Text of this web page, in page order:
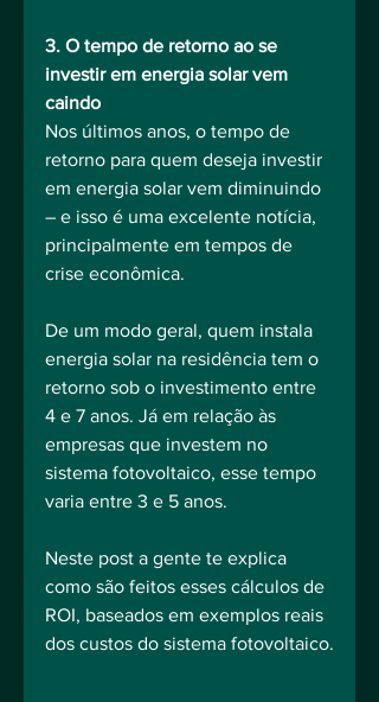
3. O tempo de retorno ao se
investir em energia solar vem
caindo
Nos últimos anos, o tempo de
retorno para quem deseja investir
em energia solar vem diminuindo
– e isso é uma excelente notícia,
principalmente em tempos de
crise econômica.
De um modo geral, quem instala
energia solar na residência tem o
retorno sob o investimento entre
4 e 7 anos. Já em relação às
empresas que investem no
sistema fotovoltaico, esse tempo
varia entre 3 e 5 anos.
Neste post a gente te explica
como são feitos esses cálculos de
ROI, baseados em exemplos reais
dos custos do sistema fotovoltaico.